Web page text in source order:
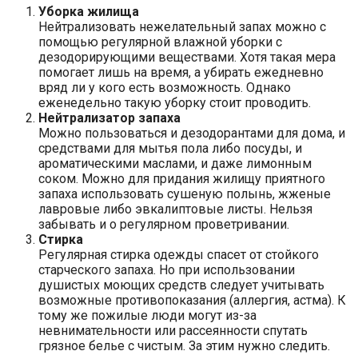
Уборка жилища
Нейтрализовать нежелательный запах можно с
помощью регулярной влажной уборки с
дезодорирующими веществами. Хотя такая мера
помогает лишь на время, а убирать ежедневно
вряд ли у кого есть возможность. Однако
еженедельно такую уборку стоит проводить.
Нейтрализатор запаха
Можно пользоваться и дезодорантами для дома, и
средствами для мытья пола либо посуды, и
ароматическими маслами, и даже лимонным
соком. Можно для придания жилищу приятного
запаха использовать сушеную полынь, жженые
лавровые либо эвкалиптовые листы. Нельзя
забывать и о регулярном проветривании.
Стирка
Регулярная стирка одежды спасет от стойкого
старческого запаха. Но при использовании
душистых моющих средств следует учитывать
возможные противопоказания (аллергия, астма). К
тому же пожилые люди могут из-за
невнимательности или рассеянности спутать
грязное белье с чистым. За этим нужно следить.